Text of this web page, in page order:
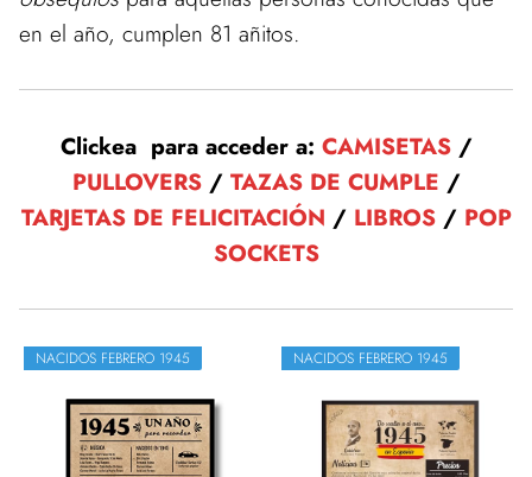
en el año, cumplen 81 añitos.
Clickea para acceder a: CAMISETAS/
PULLOVERS/ TAZAS DE CUMPLE /
TARJETAS DE FELICITACIÓN / LIBROS/ POP
SOCKETS
NACIDOS FEBRERO 1945 NACIDOS FEBRERO 1945